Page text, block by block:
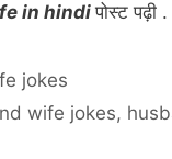
in hindiपोस्ट पढ़ी .
jokes
wife jokes,